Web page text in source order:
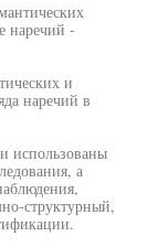
наречий -
и
наречий в
использованы
а
структурный,